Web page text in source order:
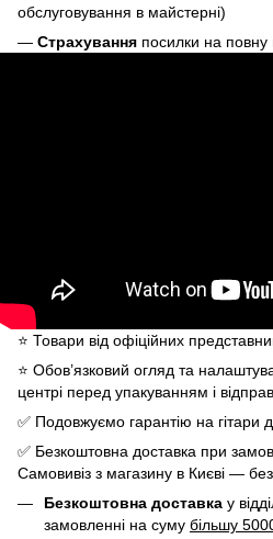
обслуговування в майстерні)
— Страхування посилки на повну
⭐️ Товари від офіційних
⭐️ Обов’язковий огляд та
центрі перед упакуванням і
✅ Подовжуємо гарантію на гітари
✅ Безкоштовна доставка при
Самовивіз з магазину в Києві —
Безкоштовна доставка у
замовленні на суму більшу